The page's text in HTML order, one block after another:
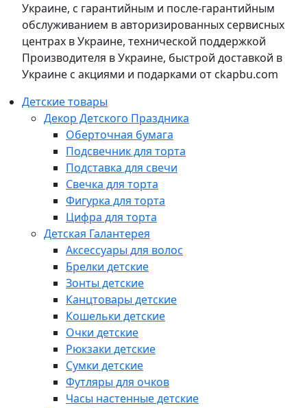
Украине, с гарантийным и после-гарантийным
обслуживанием в авторизированных сервисных
центрах в Украине, технической поддержкой
Производителя в Украине, быстрой доставкой в
Украине с акциями и подарками от ckapbu.com
Детские товары
Декор Детского Праздника
Оберточная бумага
Подсвечник для торта
Подставка для свечи
Свечка для торта
Фигурка для торта
Цифра для торта
Детская Галантерея
Аксессуары для волос
Брелки детские
Зонты детские
Канцтовары детские
Кошельки детские
Очки детские
Рюкзаки детские
Сумки детские
Футляры для очков
Часы настенные детские